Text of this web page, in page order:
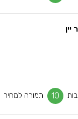
10 תמורה למחיר